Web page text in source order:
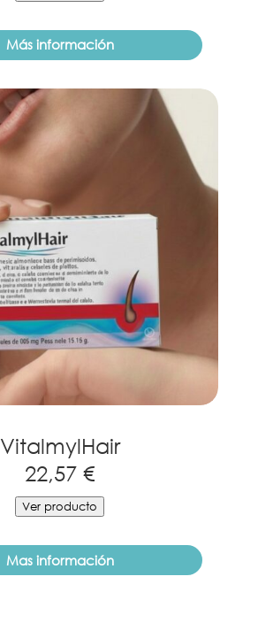
Más información
VitalmylHair
22,57 €
Ver producto
Mas información